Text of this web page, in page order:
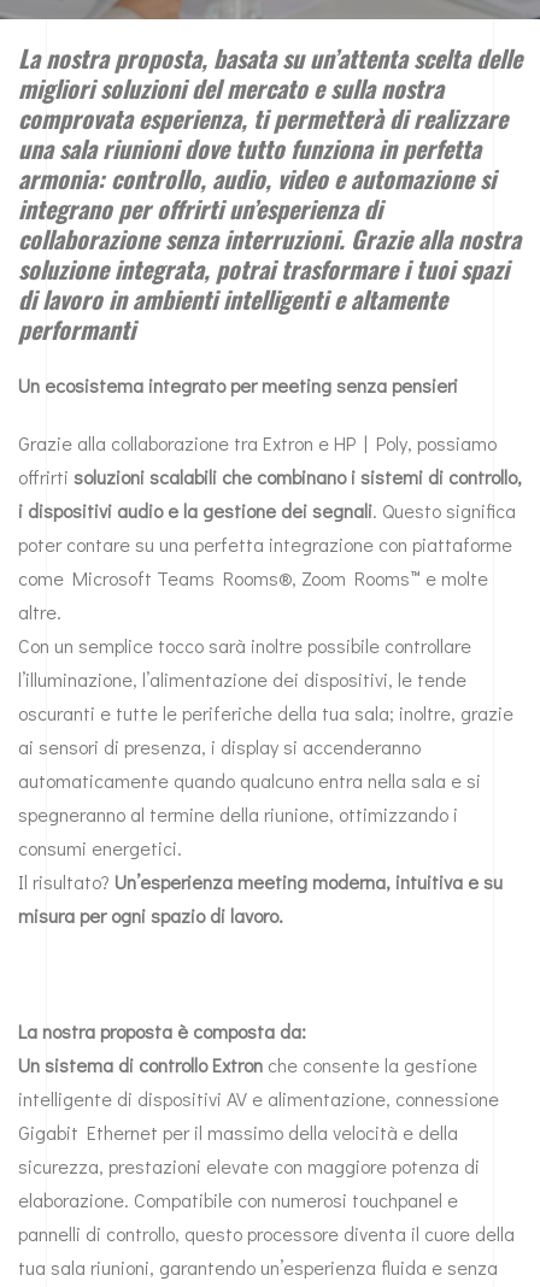
La nostra proposta, basata su un’attenta scelta delle
migliori soluzioni del mercato e sulla nostra
comprovata esperienza, ti permetterà di realizzare
una sala riunioni dove tutto funziona in perfetta
armonia: controllo, audio, video e automazione si
integrano per offrirti un’esperienza di
collaborazione senza interruzioni. Grazie alla nostra
soluzione integrata, potrai trasformare i tuoi spazi
di lavoro in ambienti intelligenti e altamente
performanti
Un ecosistema integrato per meeting senza pensieri
Grazie alla collaborazione tra Extron e HP | Poly, possiamo
offrirti soluzioni scalabili che combinano i sistemi di controllo,
i dispositivi audio e la gestione dei segnali. Questo significa
poter contare su una perfetta integrazione con piattaforme
come Microsoft Teams Rooms®, Zoom Rooms™ e molte
altre.
Con un semplice tocco sarà inoltre possibile controllare
l’illuminazione, l’alimentazione dei dispositivi, le tende
oscuranti e tutte le periferiche della tua sala; inoltre, grazie
ai sensori di presenza, i display si accenderanno
automaticamente quando qualcuno entra nella sala e si
spegneranno al termine della riunione, ottimizzando i
consumi energetici.
Il risultato? Un’esperienza meeting moderna, intuitiva e su
misura per ogni spazio di lavoro.
La nostra proposta è composta da:
Un sistema di controlloExtron che consente la gestione
intelligente di dispositivi AV e alimentazione, connessione
Gigabit Ethernet per il massimo della velocità e della
sicurezza, prestazioni elevate con maggiore potenza di
elaborazione. Compatibile con numerosi touchpanel e
pannelli di controllo, questo processore diventa il cuore della
tua sala riunioni, garantendo un’esperienza fluida e senza